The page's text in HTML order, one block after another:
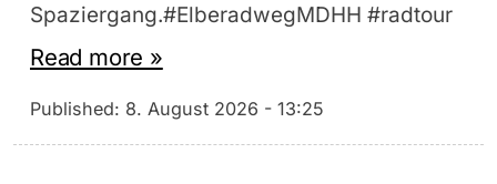
Spaziergang.#ElberadwegMDHH #radtour
Read more »
Published: 8. August 2026 - 13:25